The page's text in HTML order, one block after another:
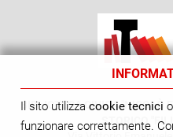
BIBLIOTECA CIVICA "NICOLÒ
STORICO
Il sito utilizza cookie tecnici
funzionare correttamente.